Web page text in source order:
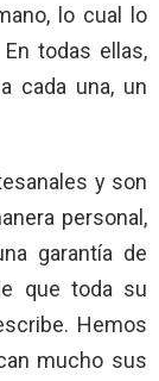
lo cual lo
todas ellas,
cada una, un
y son
personal,
garantía de
que toda su
Hemos
mucho sus